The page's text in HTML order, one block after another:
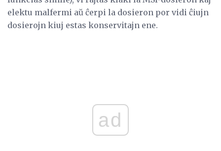
elektu malfermi aŭ ĉerpi la dosieron por vidi ĉiujn
dosierojn kiuj estas konservitajn ene.
ad